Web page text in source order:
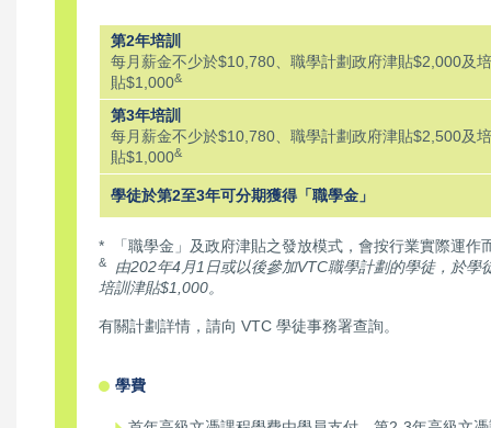
第2年培訓
每月薪金不少於$10,780、職學計劃政府津貼$2,000及
貼$1,000&
第3年培訓
每月薪金不少於$10,780、職學計劃政府津貼$2,500及
貼$1,000&
學徒於第2至3年可分期獲得「職學金」
* 「職學金」及政府津貼之發放模式，會按行業實際運作
&
由202年4月1日或以後參加VTC職學計劃的學徒，於學
培訓津貼$1,000。
有關計劃詳情，請向 VTC 學徒事務署查詢。
學費